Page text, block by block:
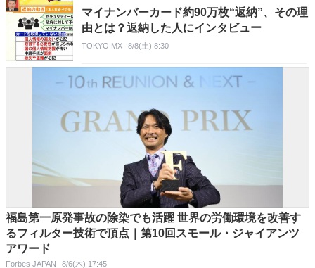
マイナンバーカード約90万枚“返納”、その理
由とは？返納した人にインタビュー
TOKYO MX 8/8(土) 8:30
福島第一原発事故の除染でも活躍 世界の労働環境を改善す
るフィルター技術で頂点｜第10回スモール・ジャイアンツ
アワード
Forbes JAPAN 8/6(木) 17:45